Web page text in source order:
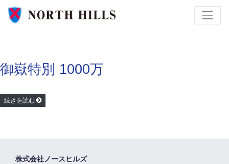
御嶽特別 1000万
続きを読む
株式会社ノースヒルズ